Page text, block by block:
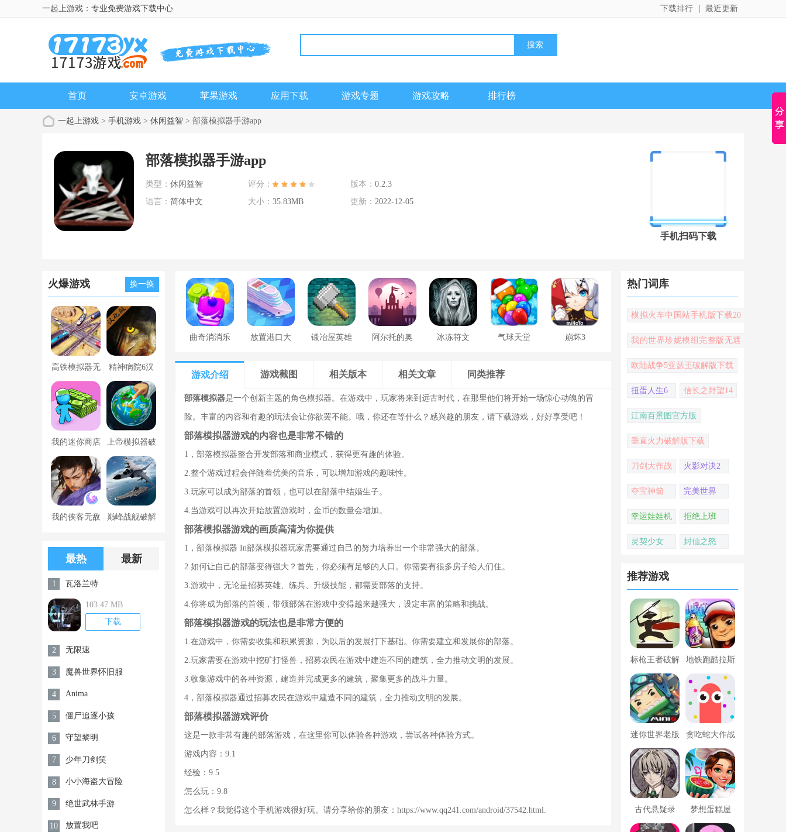
一起上游戏：专业免费游戏下载中心 最近更新
下载排行
首页 安卓游戏 苹果游戏 应用下载 游戏专题 游戏攻略 排行榜
一起上游戏 > 手机游戏 > 休闲益智 > 部落模拟器手游app
部落模拟器手游app
类型： 休闲益智 评分： 版本： 0.2.3
语言： 简体中文 大小： 35.83MB 更新： 2022-12-05
手机扫码下载
火爆游戏 换一换
高铁模拟器无
限金币版
精神病院6汉
化版下载
我的迷你商店
破解版无限金
币版下载中文
上帝模拟器破
解版全解锁无
广告
我的侠客无敌 巅峰战舰破解
限钻石
最热 最新
1 瓦洛兰特
103.47 MB
下载
2 无限速
3 魔兽世界怀旧服
4 Anima
5 僵尸追逐小孩
6 守望黎明
7 少年刀剑笑
8 小小海盗大冒险
9 绝世武林手游
10 放置我吧
曲奇消消乐 放置港口大 锻冶屋英雄 阿尔托的奥 冰冻符文 气球天堂 崩坏3
游戏介绍 游戏截图 相关版本 相关文章 同类推荐
部落模拟器是一个创新主题的角色模拟器。在游戏中，玩家将来到远古时代，在那里他们将开始一场惊心动魄的冒
险。丰富的内容和有趣的玩法会让你欲罢不能。哦，你还在等什么？感兴趣的朋友，请下载游戏，好好享受吧！
部落模拟器游戏的内容也是非常不错的
1，部落模拟器整合开发部落和商业模式，获得更有趣的体验。
2.整个游戏过程会伴随着优美的音乐，可以增加游戏的趣味性。
3.玩家可以成为部落的首领，也可以在部落中结婚生子。
4.当游戏可以再次开始放置游戏时，金币的数量会增加。
部落模拟器游戏的画质高清为你提供
1，部落模拟器 In部落模拟器玩家需要通过自己的努力培养出一个非常强大的部落。
2.如何让自己的部落变得强大？首先，你必须有足够的人口。你需要有很多房子给人们住。
3.游戏中，无论是招募英雄、练兵、升级技能，都需要部落的支持。
4.你将成为部落的首领，带领部落在游戏中变得越来越强大，设定丰富的策略和挑战。
部落模拟器游戏的玩法也是非常方便的
1.在游戏中，你需要收集和积累资源，为以后的发展打下基础。你需要建立和发展你的部落。
2.玩家需要在游戏中挖矿打怪兽，招募农民在游戏中建造不同的建筑，全力推动文明的发展。
3.收集游戏中的各种资源，建造并完成更多的建筑，聚集更多的战斗力量。
4，部落模拟器通过招募农民在游戏中建造不同的建筑，全力推动文明的发展。
部落模拟器游戏评价
这是一款非常有趣的部落游戏，在这里你可以体验各种游戏，尝试各种体验方式。
游戏内容：9.1
经验：9.5
怎么玩：9.8
怎么样？我觉得这个手机游戏很好玩。请分享给你的朋友：https://www.qq241.com/android/37542.html.
热门词库
模拟火车中国站手机版下载20
我的世界珍妮模组完整版无遮
欧陆战争5亚瑟王破解版下载
扭蛋人生6 信长之野望14
江南百景图官方版
垂直火力破解版下载
刀剑大作战 火影对决2
夺宝神箭 完美世界
幸运娃娃机 拒绝上班
灵契少女 封仙之怒
推荐游戏
标枪王者破解
版无限金币钻
石内置菜单
地铁跑酷拉斯
维加斯新触控
内置菜单版
迷你世界老版
本下载
贪吃蛇大作战
破解版
古代悬疑录 梦想蛋糕屋